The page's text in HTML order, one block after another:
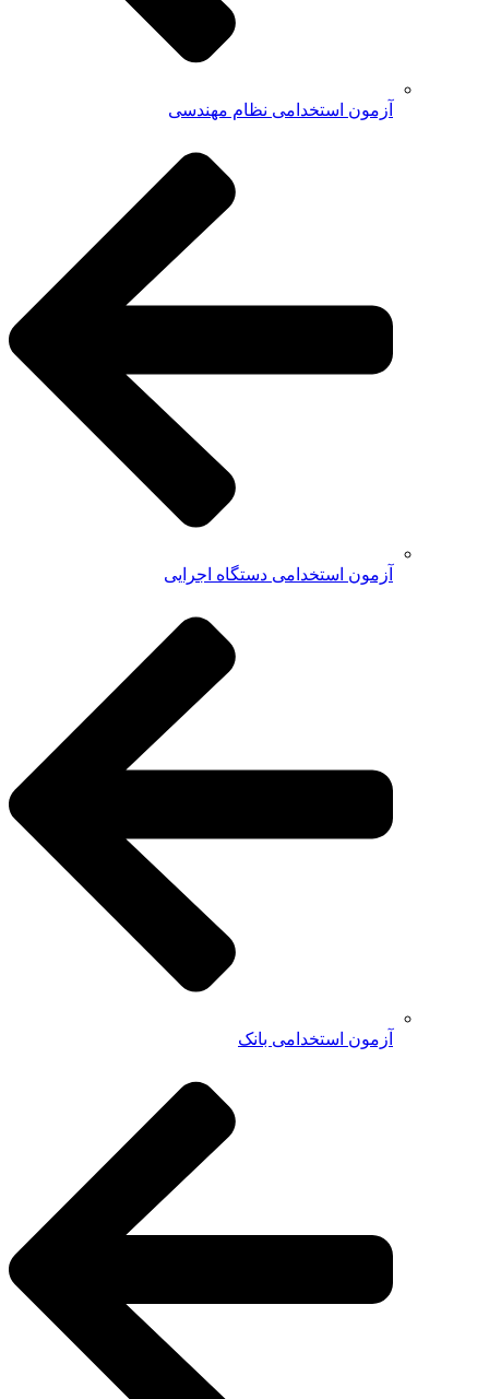
آزمون استخدامی نظام مهندسی
آزمون استخدامی دستگاه اجرایی
آزمون استخدامی بانک